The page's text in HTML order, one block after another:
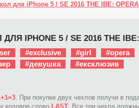
для iPhone 5 / SE 2016 THE IBE: OPERA
IPHONE 5 / SE 2016 THE
#exclusive #girl #opera
#девушка #ексклюзив
. При покупке двух чехлов получи в
кодовое слово LAST. Все три чехла